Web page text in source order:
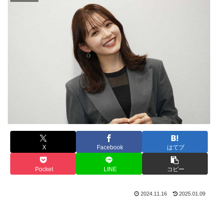
X Facebook はてブ
Pocket LINE コピー
2024.11.16 2025.01.09